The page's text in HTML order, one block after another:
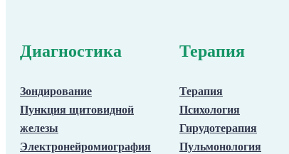
Диагностика
Зондирование
Пункция щитовидной
железы
Электронейромиография
Терапия
Терапия
Психология
Гирудотерапия
Пульмонология